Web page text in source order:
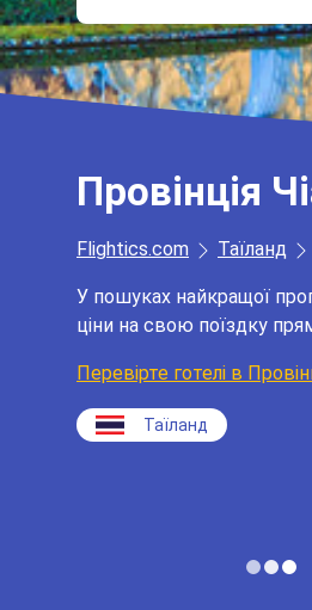
Провінція
Flightics.com Таїланд
У пошуках найкращої
ціни на свою поїздку
Перевірте готелі в
Таїланд